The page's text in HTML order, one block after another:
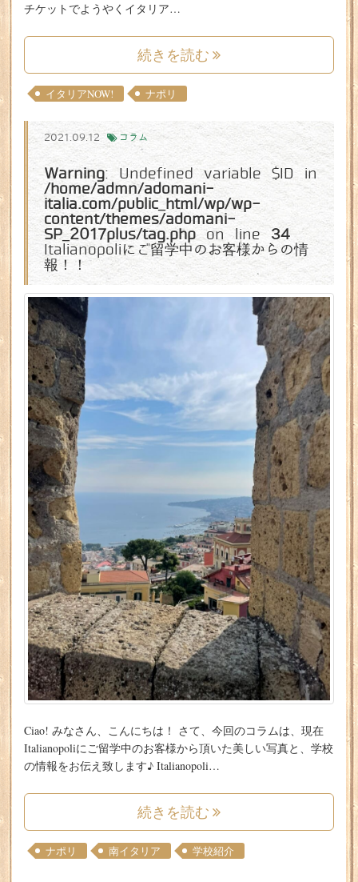
チケットでようやくイタリア…
続きを読む
イタリアNOW! ナポリ
2021.09.12 コラム
Warning: Undefined variable $ID in
/home/admn/adomani-
italia.com/public_html/wp/wp-
content/themes/adomani-
SP_2017plus/tag.php on line 34
Italianopoliにご留学中のお客様からの情
報！！
Ciao! みなさん、こんにちは！ さて、今回のコラムは、現在
Italianopoliにご留学中のお客様から頂いた美しい写真と、学校
の情報をお伝え致します♪ Italianopoli…
続きを読む
ナポリ 南イタリア 学校紹介